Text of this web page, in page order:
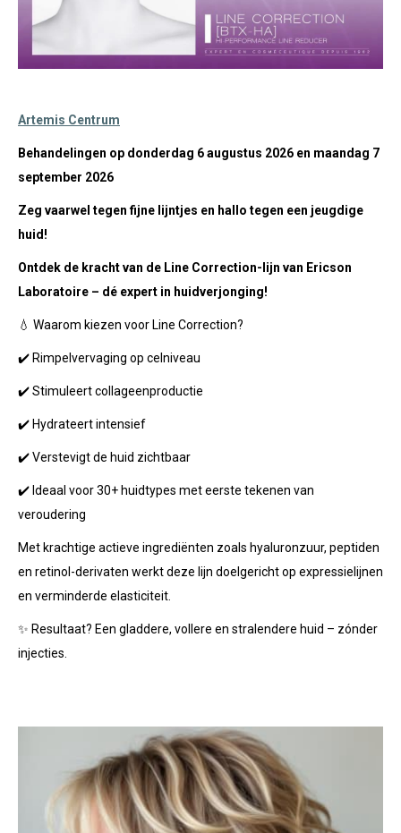
Artemis Centrum
Behandelingen op donderdag 6 augustus 2026 en maandag 7
september 2026
Zeg vaarwel tegen fijne lijntjes en hallo tegen een jeugdige
huid!
Ontdek de kracht van de Line Correction-lijn van Ericson
Laboratoire – dé expert in huidverjonging!
💧 Waarom kiezen voor Line Correction?
✔️ Rimpelvervaging op celniveau
✔️ Stimuleert collageenproductie
✔️ Hydrateert intensief
✔️ Verstevigt de huid zichtbaar
✔️ Ideaal voor 30+ huidtypes met eerste tekenen van
veroudering
Met krachtige actieve ingrediënten zoals hyaluronzuur, peptiden
en retinol-derivaten werkt deze lijn doelgericht op expressielijnen
en verminderde elasticiteit.
✨ Resultaat? Een gladdere, vollere en stralendere huid – zónder
injecties.